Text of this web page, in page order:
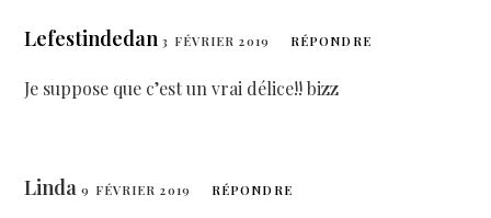
Lefestindedan 3 FÉVRIER 2019 RÉPONDRE
Je suppose que c’est un vrai délice!! bizz
Linda9 FÉVRIER 2019 RÉPONDRE